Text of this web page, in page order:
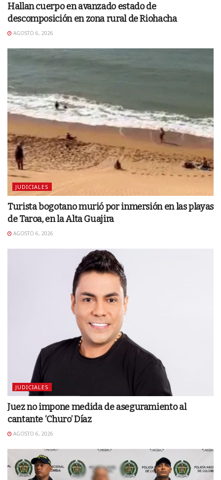
Hallan cuerpo en avanzado estado de
descomposición en zona rural de Riohacha
AGOSTO 6, 2026
JUDICIALES
Turista bogotano murió por inmersión en las playas
de Taroa, en la Alta Guajira
AGOSTO 6, 2026
JUDICIALES
Juez no impone medida de aseguramiento al
cantante ‘Churo’ Díaz
AGOSTO 6, 2026